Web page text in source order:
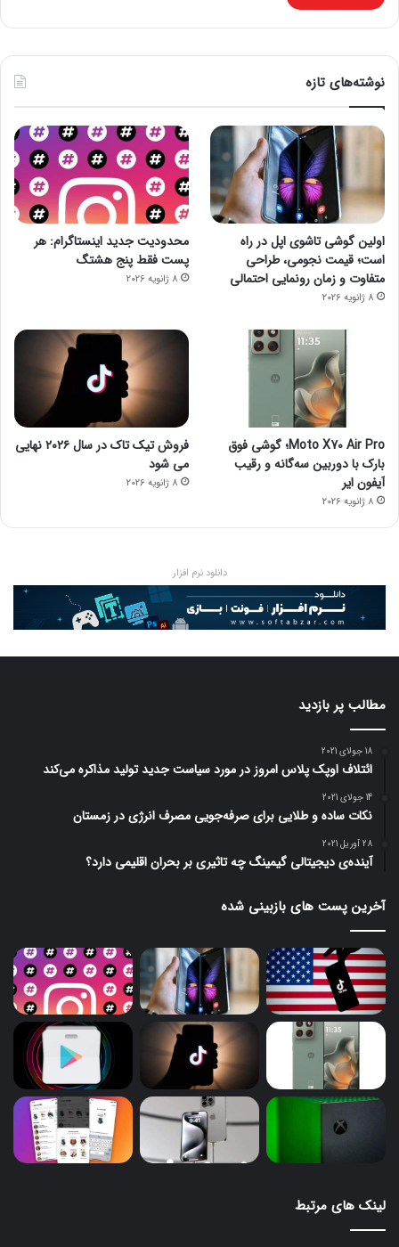
نوشته‌های تازه
اولین گوشی تاشوی اپل در راه
است؛ قیمت نجومی، طراحی
متفاوت و زمان رونمایی احتمالی
8 ژانویه 2026
محدودیت جدید اینستاگرام: هر
پست فقط پنج هشتگ
8 ژانویه 2026
Moto X70 Air Pro؛ گوشی فوق
بارک با دوربین سه‌گانه و رقیب
آیفون ایر
8 ژانویه 2026
فروش تیک تاک در سال ۲۰۲۶ نهایی
می شود
8 ژانویه 2026
دانلود نرم افزار
مطالب پر بازدید
18 جولای 2021
ائتلاف اوپک پلاس امروز در مورد سیاست جدید تولید مذاکره می‌کند
14 جولای 2021
نکات ساده و طلایی برای صرفه‌جویی مصرف انرژی در زمستان
28 آوریل 2021
آینده‌ی دیجیتالی گیمینگ چه تاثیری بر بحران اقلیمی دارد؟
آخرین پست های بازبینی شده
لینک های مرتبط